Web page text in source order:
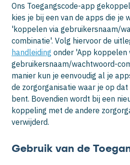
Ons Toegangscode-app
kies je bij een van de apps die je
'koppelen via gebruikersnaam/
combinatie'. Volg hiervoor de
handleiding onder 'App koppelen
gebruikersnaam/wachtwoord-
manier kun je eenvoudig al je
de zorgorganisatie waar je op
bent. Bovendien wordt bij een
koppeling met de andere
verwijderd.
Gebruik van de